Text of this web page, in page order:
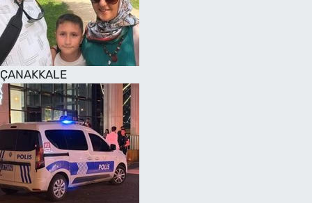
ÇANAKKALE
SAĞLIK
TV REHBERİ